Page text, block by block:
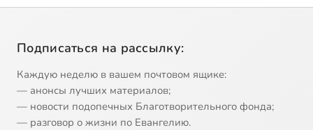
Подписаться на рассылку:
Каждую неделю в вашем почтовом ящике:
— анонсы лучших материалов;
— новости подопечных Благотворительного фонда;
— разговор о жизни по Евангелию.